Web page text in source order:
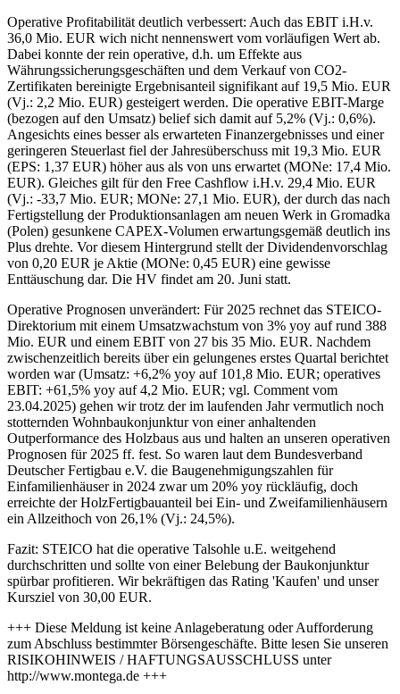
Operative Profitabilität deutlich verbessert: Auch das EBIT i.H.v.
36,0 Mio. EUR wich nicht nennenswert vom vorläufigen Wert ab.
Dabei konnte der rein operative, d.h. um Effekte aus
Währungssicherungsgeschäften und dem Verkauf von CO2-
Zertifikaten bereinigte Ergebnisanteil signifikant auf 19,5 Mio. EUR
(Vj.: 2,2 Mio. EUR) gesteigert werden. Die operative EBIT-Marge
(bezogen auf den Umsatz) belief sich damit auf 5,2% (Vj.: 0,6%).
Angesichts eines besser als erwarteten Finanzergebnisses und einer
geringeren Steuerlast fiel der Jahresüberschuss mit 19,3 Mio. EUR
(EPS: 1,37 EUR) höher aus als von uns erwartet (MONe: 17,4 Mio.
EUR). Gleiches gilt für den Free Cashflow i.H.v. 29,4 Mio. EUR
(Vj.: -33,7 Mio. EUR; MONe: 27,1 Mio. EUR), der durch das nach
Fertigstellung der Produktionsanlagen am neuen Werk in Gromadka
(Polen) gesunkene CAPEX-Volumen erwartungsgemäß deutlich ins
Plus drehte. Vor diesem Hintergrund stellt der Dividendenvorschlag
von 0,20 EUR je Aktie (MONe: 0,45 EUR) eine gewisse
Enttäuschung dar. Die HV findet am 20. Juni statt.
Operative Prognosen unverändert: Für 2025 rechnet das STEICO-
Direktorium mit einem Umsatzwachstum von 3% yoy auf rund 388
Mio. EUR und einem EBIT von 27 bis 35 Mio. EUR. Nachdem
zwischenzeitlich bereits über ein gelungenes erstes Quartal berichtet
worden war (Umsatz: +6,2% yoy auf 101,8 Mio. EUR; operatives
EBIT: +61,5% yoy auf 4,2 Mio. EUR; vgl. Comment vom
23.04.2025) gehen wir trotz der im laufenden Jahr vermutlich noch
stotternden Wohnbaukonjunktur von einer anhaltenden
Outperformance des Holzbaus aus und halten an unseren operativen
Prognosen für 2025 ff. fest. So waren laut dem Bundesverband
Deutscher Fertigbau e.V. die Baugenehmigungszahlen für
Einfamilienhäuser in 2024 zwar um 20% yoy rückläufig, doch
erreichte der HolzFertigbauanteil bei Ein- und Zweifamilienhäusern
ein Allzeithoch von 26,1% (Vj.: 24,5%).
Fazit: STEICO hat die operative Talsohle u.E. weitgehend
durchschritten und sollte von einer Belebung der Baukonjunktur
spürbar profitieren. Wir bekräftigen das Rating 'Kaufen' und unser
Kursziel von 30,00 EUR.
+++ Diese Meldung ist keine Anlageberatung oder Aufforderung
zum Abschluss bestimmter Börsengeschäfte. Bitte lesen Sie unseren
RISIKOHINWEIS / HAFTUNGSAUSSCHLUSS unter
http://www.montega.de +++